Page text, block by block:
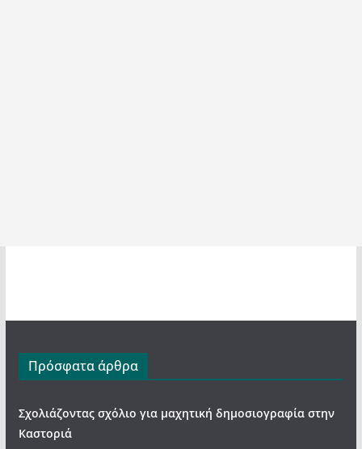
Πρόσφατα άρθρα
Σχολιάζοντας σχόλιο για μαχητική δημοσιογραφία στην
Καστοριά